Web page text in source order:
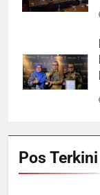
Pos Terkini